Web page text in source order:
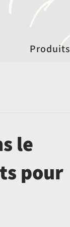
Produits
le
pour